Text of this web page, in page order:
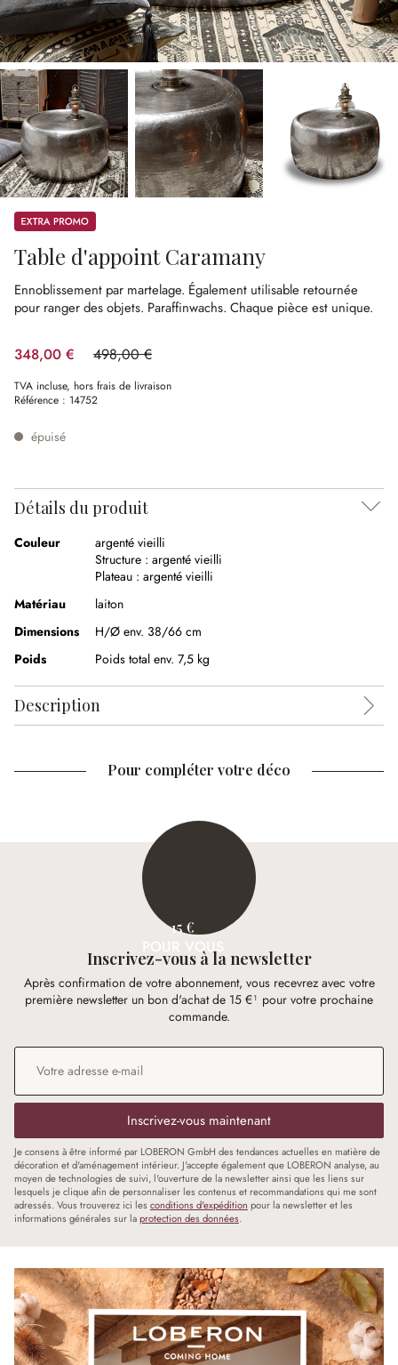
Promos
Table d'appoint Caramany
Ennoblissement par martelage. Également utilisable retournée
pour ranger des objets. Paraffinwachs. Chaque pièce est unique.
348,00 € 498,00 €
(30.12%spared)
TVA incluse, hors frais de livraison
Référence : 14752
épuisé
Détails du produit
Couleur
argenté vieilli
Structure : argenté vieilli
Plateau : argenté vieilli
Matériau
laiton
Dimensions
H/Ø env. 38/66 cm
Poids
Poids total env. 7,5 kg
Description
Pour compléter votre déco
15 €
POUR VOUS
Inscrivez-vous à la newsletter
Après confirmation de votre abonnement, vous recevrez avec votre
première newsletter un bon d'achat de 15 €¹ pour votre prochaine
commande.
Adresse e-mail
Inscrivez-vous maintenant
Je consens à être informé par LOBERON GmbH des tendances actuelles en matière de
décoration et d'aménagement intérieur. J'accepte également que LOBERON analyse, au
moyen de technologies de suivi, l'ouverture de la newsletter ainsi que les liens sur
lesquels je clique afin de personnaliser les contenus et recommandations qui me sont
adressés. Vous trouverez ici les conditions d'expédition pour la newsletter et les
informations générales sur laprotection des données.